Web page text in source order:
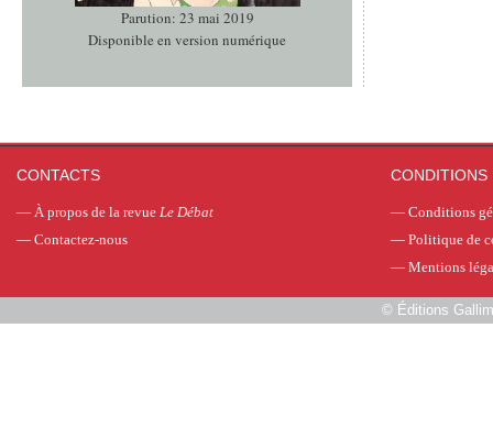
Parution: 23 mai 2019
Disponible en version numérique
CONTACTS
— À propos de la revue Le Débat
— Contactez-nous
CONDITIONS
— Conditions
— Politique de
— Mentions
© Éditions